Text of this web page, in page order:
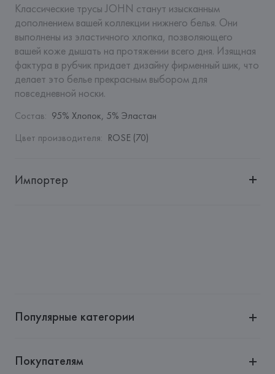
Классические трусы JOHN станут изысканным
дополнением вашей коллекции нижнего белья. Они
выполнены из эластичного хлопка, позволяющего
вашей коже дышать на протяжении всего дня. Изящная
фактура в рубчик придает дизайну фирменный шик, что
делает это белье прекрасным выбором для
повседневной носки.
Состав: 95% Хлопок, 5% Эластан
Цвет производителя: ROSE (70)
Импортер
Страна происхождения товара:
Популярные категории
Покупателям